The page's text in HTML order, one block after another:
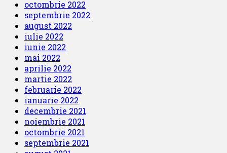
octombrie 2022
septembrie 2022
august 2022
iulie 2022
iunie 2022
mai 2022
aprilie 2022
martie 2022
februarie 2022
ianuarie 2022
decembrie 2021
noiembrie 2021
octombrie 2021
septembrie 2021